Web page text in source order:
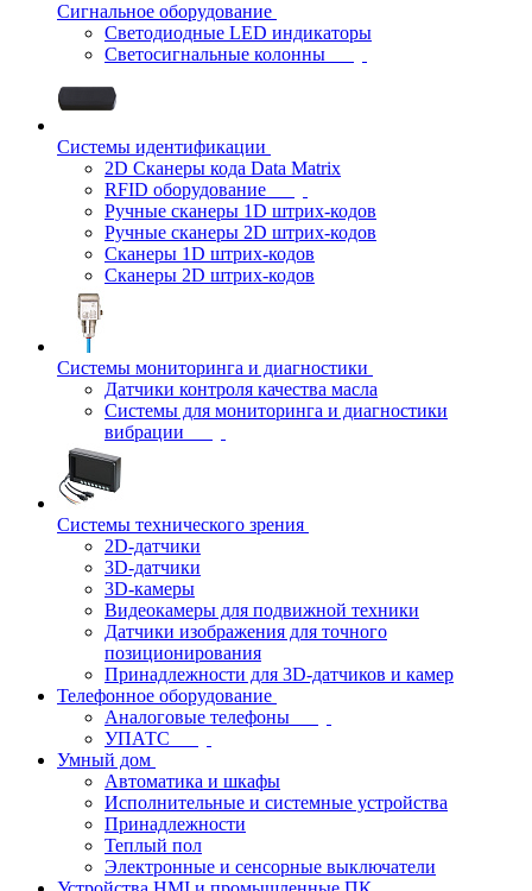
Сигнальное оборудование
Светодиодные LED индикаторы
Светосигнальные колонны
Системы идентификации
2D Сканеры кода Data Matrix
RFID оборудование
Ручные сканеры 1D штрих-кодов
Ручные сканеры 2D штрих-кодов
Сканеры 1D штрих-кодов
Сканеры 2D штрих-кодов
Системы мониторинга и диагностики
Датчики контроля качества масла
Системы для мониторинга и диагностики
вибрации
Системы технического зрения
2D-датчики
3D-датчики
3D-камеры
Видеокамеры для подвижной техники
Датчики изображения для точного
позиционирования
Принадлежности для 3D-датчиков и камер
Телефонное оборудование
Аналоговые телефоны
УПАТС
Умный дом
Автоматика и шкафы
Исполнительные и системные устройства
Принадлежности
Теплый пол
Электронные и сенсорные выключатели